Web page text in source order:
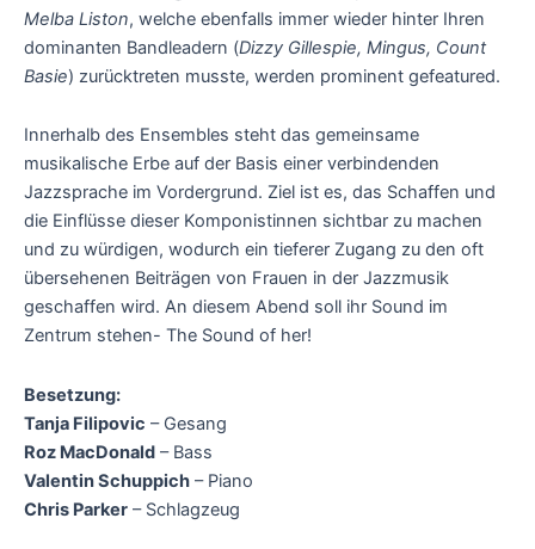
Melba Liston, welche ebenfalls immer wieder hinter Ihren
dominanten Bandleadern (Dizzy Gillespie, Mingus, Count
Basie) zurücktreten musste, werden prominent gefeatured.
Innerhalb des Ensembles steht das gemeinsame
musikalische Erbe auf der Basis einer verbindenden
Jazzsprache im Vordergrund. Ziel ist es, das Schaffen und
die Einflüsse dieser Komponistinnen sichtbar zu machen
und zu würdigen, wodurch ein tieferer Zugang zu den oft
übersehenen Beiträgen von Frauen in der Jazzmusik
geschaffen wird. An diesem Abend soll ihr Sound im
Zentrum stehen- The Sound of her!
Besetzung:
Tanja Filipovic – Gesang
Roz MacDonald – Bass
Valentin Schuppich – Piano
Chris Parker – Schlagzeug